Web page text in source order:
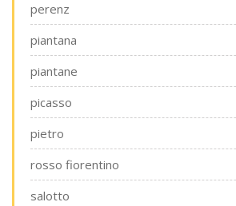
perenz
piantana
piantane
picasso
pietro
rosso fiorentino
salotto